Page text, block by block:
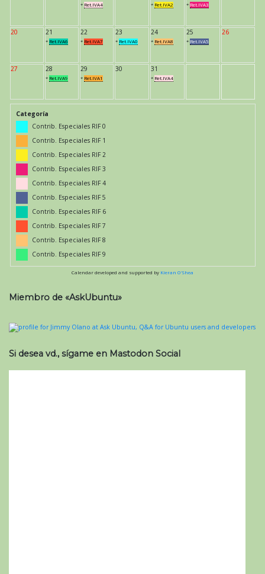
* Ret.IVA4 * Ret.IVA2 * Ret.IVA3
20 21
* Ret.IVA6
22
* Ret.IVA7
23
* Ret.IVA0
24
* Ret.IVA8
25
* Ret.IVA5
26
27 28
* Ret.IVA9
29
* Ret.IVA1
30 31
* Ret.IVA4
Categoría
Contrib. Especiales RIF 0
Contrib. Especiales RIF 1
Contrib. Especiales RIF 2
Contrib. Especiales RIF 3
Contrib. Especiales RIF 4
Contrib. Especiales RIF 5
Contrib. Especiales RIF 6
Contrib. Especiales RIF 7
Contrib. Especiales RIF 8
Contrib. Especiales RIF 9
Calendar developed and supported by Kieran O'Shea
Miembro de «AskUbuntu»
Si desea vd., sígame en Mastodon Social